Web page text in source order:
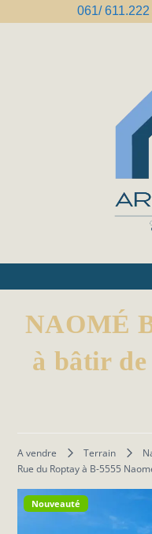
061/ 611.222
NAOMÉ
à bâtir de
A vendre Terrain
Rue du Roptay à B-5555
Nouveauté